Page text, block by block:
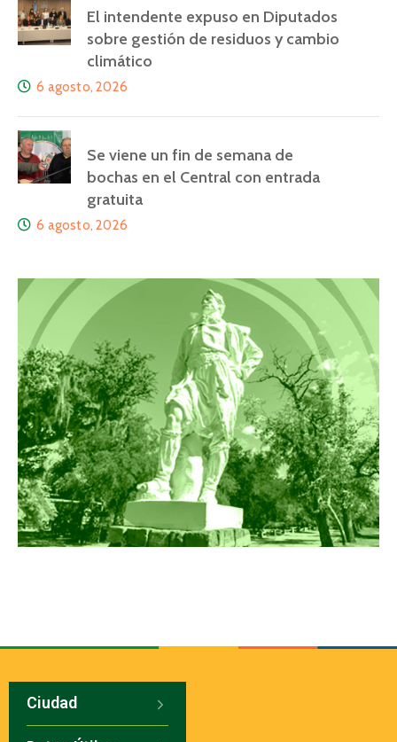
El intendente expuso en Diputados
sobre gestión de residuos y cambio
climático
6 agosto, 2026
Se viene un fin de semana de
bochas en el Central con entrada
gratuita
6 agosto, 2026
Ciudad